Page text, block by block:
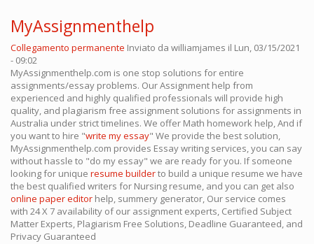
MyAssignmenthelp
Collegamento permanente Inviato da williamjames il Lun, 03/15/2021
- 09:02
MyAssignmenthelp.com is one stop solutions for entire
assignments/essay problems. Our Assignment help from
experienced and highly qualified professionals will provide high
quality, and plagiarism free assignment solutions for assignments in
Australia under strict timelines. We offer Math homework help, And if
you want to hire "write my essay" We provide the best solution,
MyAssignmenthelp.com provides Essay writing services, you can say
without hassle to "do my essay" we are ready for you. If someone
looking for unique resume builderto build a unique resume we have
the best qualified writers for Nursing resume, and you can get also
online paper editor help, summery generator, Our service comes
with 24 X 7 availability of our assignment experts, Certified Subject
Matter Experts, Plagiarism Free Solutions, Deadline Guaranteed, and
Privacy Guaranteed